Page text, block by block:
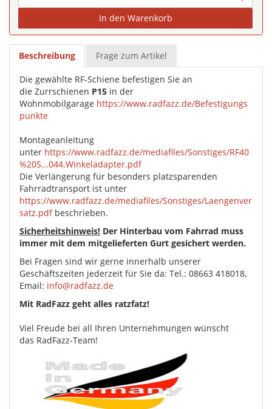
In den Warenkorb
Beschreibung Frage zum Artikel
Die gewählte RF-Schiene befestigen Sie an
die Zurrschienen P15 in der
Wohnmobilgarage https://www.radfazz.de/Befestigungs
punkte
Montageanleitung
unter https://www.radfazz.de/mediafiles/Sonstiges/RF40
%20S...044.Winkeladapter.pdf
Die Verlängerung für besonders platzsparenden
Fahrradtransport ist unter
https://www.radfazz.de/mediafiles/Sonstiges/Laengenver
satz.pdfbeschrieben.
Sicherheitshinweis! Der Hinterbau vom Fahrrad muss
immer mit dem mitgelieferten Gurt gesichert werden.
Bei Fragen sind wir gerne innerhalb unserer
Geschäftszeiten jederzeit für Sie da: Tel.: 08663 418018,
Email: info@radfazz.de
Mit RadFazz geht alles ratzfatz!
Viel Freude bei all Ihren Unternehmungen wünscht
das RadFazz-Team!